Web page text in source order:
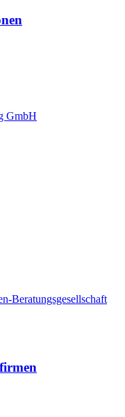
GmbH
Beratungsgesellschaft